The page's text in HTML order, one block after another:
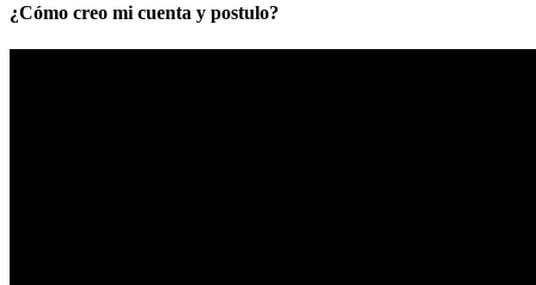
¿Cómo creo mi cuenta y postulo?